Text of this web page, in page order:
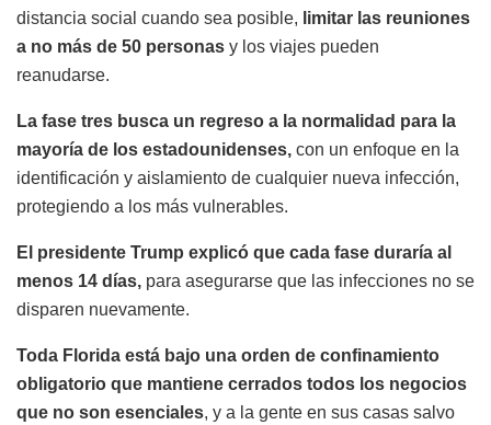
distancia social cuando sea posible, limitar las reuniones
a no más de 50 personas y los viajes pueden
reanudarse.
La fase tres busca un regreso a la normalidad para la
mayoría de los estadounidenses, con un enfoque en la
identificación y aislamiento de cualquier nueva infección,
protegiendo a los más vulnerables.
El presidente Trump explicó que cada fase duraría al
menos 14 días, para asegurarse que las infecciones no se
disparen nuevamente.
Toda Florida está bajo una orden de confinamiento
obligatorio que mantiene cerrados todos los negocios
que no son esenciales, y a la gente en sus casas salvo